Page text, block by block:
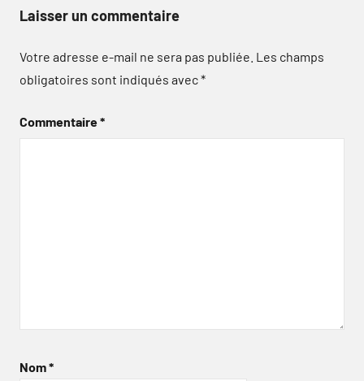
Laisser un commentaire
Votre adresse e-mail ne sera pas publiée. Les champs
obligatoires sont indiqués avec*
Commentaire*
Nom*